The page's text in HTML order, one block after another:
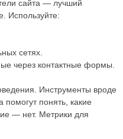
сайта — лучший
Используйте:
сетях.
через контактные формы.
Инструменты вроде
понять, какие
— нет. Метрики для